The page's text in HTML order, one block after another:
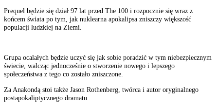
Prequel będzie się dział 97 lat przed The 100 i rozpocznie się wraz z
końcem świata po tym, jak nuklearna apokalipsa zniszczy większość
populacji ludzkiej na Ziemi.
Grupa ocalałych będzie uczyć się jak sobie poradzić w tym niebezpiecznym
świecie, walcząc jednocześnie o stworzenie nowego i lepszego
społeczeństwa z tego co zostało zniszczone.
Za Anakondą stoi także Jason Rothenberg, twórca i autor oryginalnego
postapokaliptycznego dramatu.